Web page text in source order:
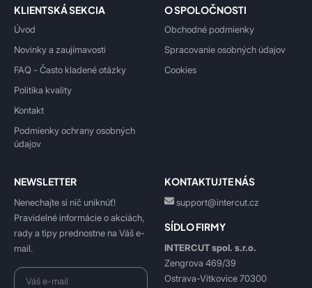
KLIENTSKÁ SEKCIA
Úvod
Novinky a zaujímavosti
FAQ - Často kladené otázky
Politika kvality
Kontakt
Podmienky ochrany osobných
údajov
O SPOLOČNOSTI
Obchodné podmienky
Spracovanie osobných údajov
Cookies
NEWSLETTER
Nenechajte si nič uniknúť!
Pravidelné informácie o akciách,
rady a tipy prednostne na Váš e-
mail.
KONTAKTUJTE NÁS
support@intercut.cz
SÍDLO FIRMY
INTERCUT spol. s.r.o.
Zengrova 469/39
Ostrava-Vítkovice 70300